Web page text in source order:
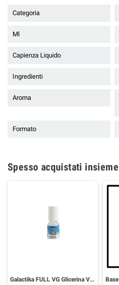
Categoria
Ml
Capienza Liquido
Ingredienti
Aroma
Formato
Spesso acquistati insieme
Galactika FULL VG Glicerina Vegetale 10 ml